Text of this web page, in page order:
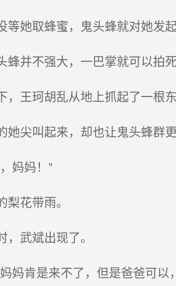
她取蜂蜜，鬼头蜂就对她发起
并不强大，一巴掌就可以拍
王珂胡乱从地上抓起了一根
尖叫起来，却也让鬼头蜂群更
妈妈！”
花带雨。
武斌出现了。
妈肯是来不了，但是爸爸可以